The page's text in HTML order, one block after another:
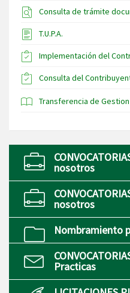
Consulta de trámite
T.U.P.A.
Implementación del
Consulta del
Transferencia de Gestion
nosotros
nosotros
Nombramiento
Practicas